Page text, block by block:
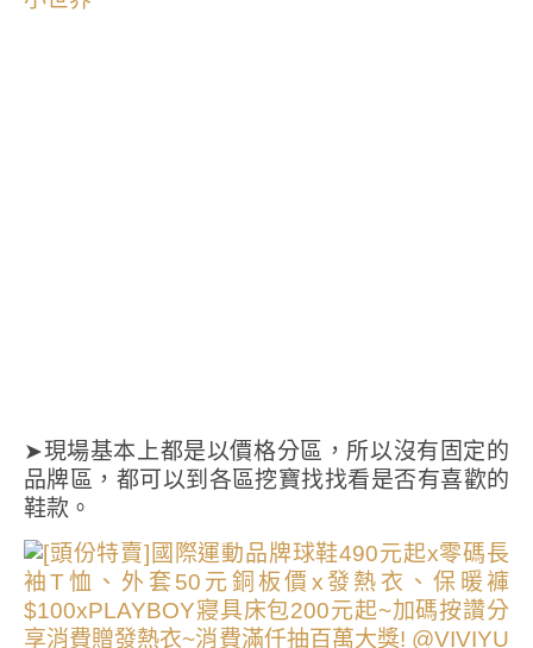
➤現場基本上都是以價格分區，所以沒有固定的
品牌區，都可以到各區挖寶找找看是否有喜歡的
鞋款。